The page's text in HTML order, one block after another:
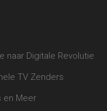
naar Digitale Revolutie
TV Zenders
en Meer